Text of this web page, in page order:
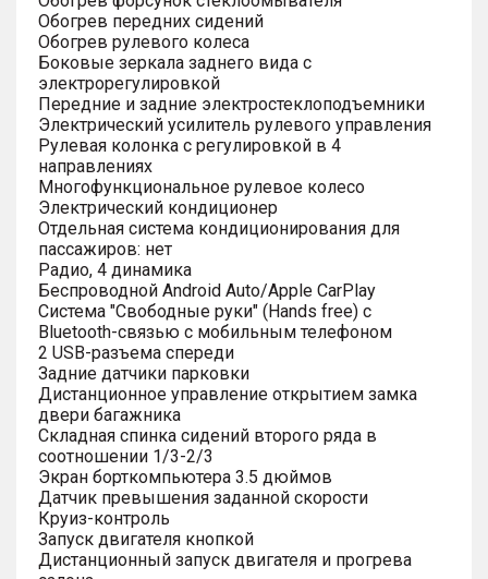
Обогрев передних сидений
Обогрев рулевого колеса
Боковые зеркала заднего вида с
электрорегулировкой
Передние и задние электростеклоподъемники
Электрический усилитель рулевого управления
Рулевая колонка с регулировкой в 4
направлениях
Многофункциональное рулевое колесо
Электрический кондиционер
Отдельная система кондиционирования для
пассажиров: нет
Радио, 4 динамика
Беспроводной Android Auto/Apple CarPlay
Система "Свободные руки" (Hands free) с
Bluetooth-связью с мобильным телефоном
2 USB-разъема спереди
Задние датчики парковки
Дистанционное управление открытием замка
двери багажника
Складная спинка сидений второго ряда в
соотношении 1/3-2/3
Экран борткомпьютера 3.5 дюймов
Датчик превышения заданной скорости
Круиз-контроль
Запуск двигателя кнопкой
Дистанционный запуск двигателя и прогрева